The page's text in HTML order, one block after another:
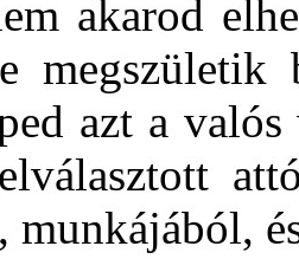
akarod
megszületik
azt a
munkájából,